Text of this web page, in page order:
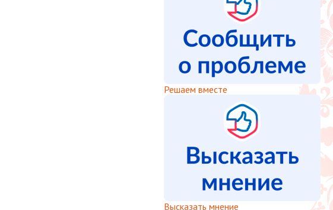
Решаем вместе
Высказать мнение